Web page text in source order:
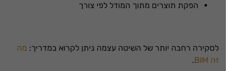
הפקת תוצרים מתוך המודל לפי צורך
לסקירה רחבה יותר של השיטה עצמה ניתן לקרוא במדריך:מה
זה BIM
.